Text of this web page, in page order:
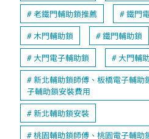
老鐵門輔助鎖推薦 鐵門
木門輔助鎖 鐵門輔助鎖
大門電子輔助鎖 大門輔
新北輔助鎖師傅、板橋電子輔助
子輔助鎖安裝費用
新北輔助鎖安裝
桃園輔助鎖師傅、桃園電子輔助